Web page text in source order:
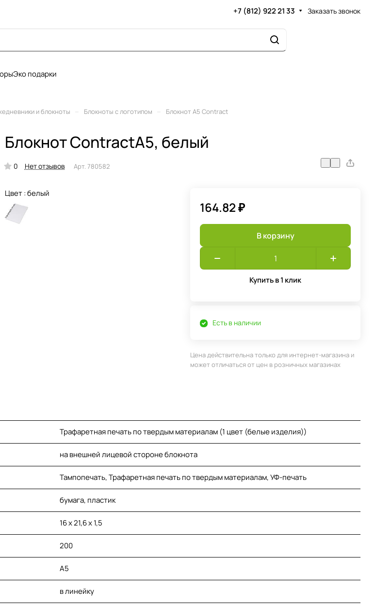
+7 (812) 922 21 33 Заказать звонок
Эко подарки
и блокноты Блокноты с логотипом Блокнот А5 Contract
Блокнот ContractА5, белый
0 Нет отзывов Арт. 780582
Цвет :белый
164.82 ₽
В корзину
Купить в 1 клик
Есть в наличии
Цена действительна только для интернет-магазина и
может отличаться от цен в розничных магазинах
Трафаретная печать по твердым материалам (1 цвет (белые изделия))
на внешней лицевой стороне блокнота
Тампопечать, Трафаретная печать по твердым материалам, УФ-печать
бумага, пластик
16 х 21,6 х 1,5
200
A5
в линейку